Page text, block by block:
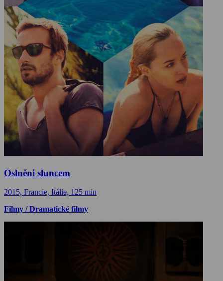
Oslněni sluncem
2015, Francie, Itálie, 125 min
Filmy / Dramatické filmy